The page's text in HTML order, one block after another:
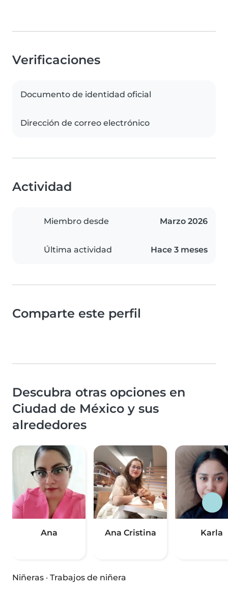
Verificaciones
Documento de identidad oficial
Dirección de correo electrónico
Actividad
Miembro desde Marzo 2026
Última actividad Hace 3 meses
Comparte este perfil
Descubra otras opciones en
Ciudad de México y sus
alrededores
Ana Ana Cristina Karla
Niñeras · Trabajos de niñera